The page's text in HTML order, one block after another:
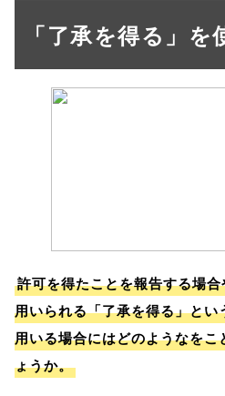
「了承を得る」
許可を得たことを報告する場
用いられる「了承を得る」と
用いる場合にはどのようなを
ょうか。